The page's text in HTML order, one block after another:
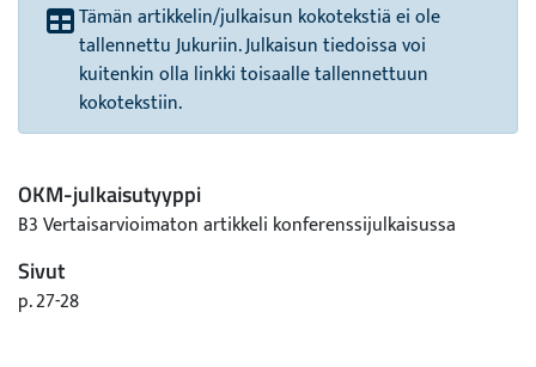
Tämän artikkelin/julkaisun kokotekstiä ei ole
tallennettu Jukuriin. Julkaisun tiedoissa voi
kuitenkin olla linkki toisaalle tallennettuun
kokotekstiin.
OKM-julkaisutyyppi
B3 Vertaisarvioimaton artikkeli konferenssijulkaisussa
Sivut
p. 27-28